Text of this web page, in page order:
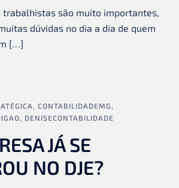
trabalhistas são muito importantes,
dúvidas no dia a dia de quem
[…]
, CONTABILIDADEMG ,
, DENISECONTABILIDADE
JÁ SE
NO DJE?